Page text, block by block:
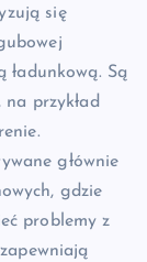
się
Są
przykład
głównie
gdzie
problemy z